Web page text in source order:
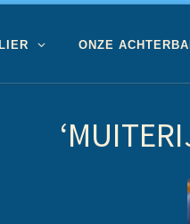
ONZE